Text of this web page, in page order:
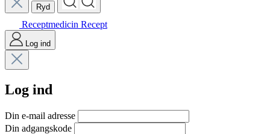
Ryd
Receptmedicin Recept
Log ind
Log ind
Din e-mail adresse
Din adgangskode